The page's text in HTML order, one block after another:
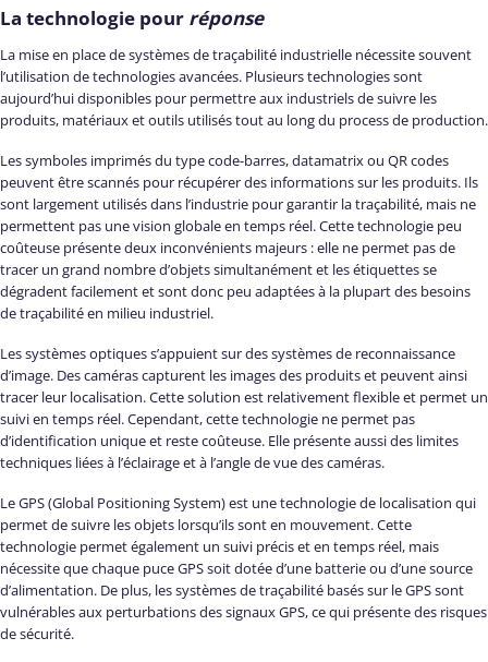
La technologie pour réponse
La mise en place de systèmes de traçabilité industrielle nécessite souvent
l’utilisation de technologies avancées. Plusieurs technologies sont
aujourd’hui disponibles pour permettre aux industriels de suivre les
produits, matériaux et outils utilisés tout au long du process de production.
Les symboles imprimés du type code-barres, datamatrix ou QR codes
peuvent être scannés pour récupérer des informations sur les produits. Ils
sont largement utilisés dans l’industrie pour garantir la traçabilité, mais ne
permettent pas une vision globale en temps réel. Cette technologie peu
coûteuse présente deux inconvénients majeurs : elle ne permet pas de
tracer un grand nombre d’objets simultanément et les étiquettes se
dégradent facilement et sont donc peu adaptées à la plupart des besoins
de traçabilité en milieu industriel.
Les systèmes optiques s’appuient sur des systèmes de reconnaissance
d’image. Des caméras capturent les images des produits et peuvent ainsi
tracer leur localisation. Cette solution est relativement flexible et permet un
suivi en temps réel. Cependant, cette technologie ne permet pas
d’identification unique et reste coûteuse. Elle présente aussi des limites
techniques liées à l’éclairage et à l’angle de vue des caméras.
Le GPS (Global Positioning System) est une technologie de localisation qui
permet de suivre les objets lorsqu’ils sont en mouvement. Cette
technologie permet également un suivi précis et en temps réel, mais
nécessite que chaque puce GPS soit dotée d’une batterie ou d’une source
d’alimentation. De plus, les systèmes de traçabilité basés sur le GPS sont
vulnérables aux perturbations des signaux GPS, ce qui présente des risques
de sécurité.